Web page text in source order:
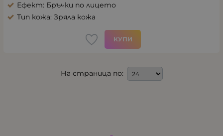
Ефект: Бръчки по лицето
Тип кожа: Зряла кожа
КУПИ
На страница по: